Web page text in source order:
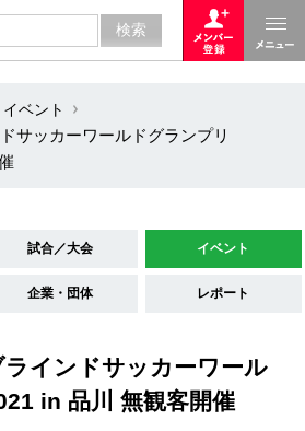
イベント
サッカーワールドグランプリ
試合／大会 イベント
企業・団体 レポート
インドサッカーワール
in 品川 無観客開催